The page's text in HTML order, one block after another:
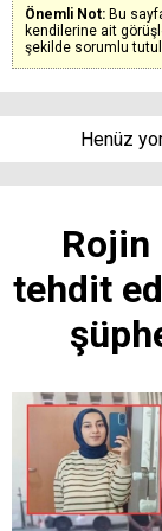
Önemli Not: Bu
kendilerine ait
şekilde sorumlu
Henüz
Rojin
tehdit